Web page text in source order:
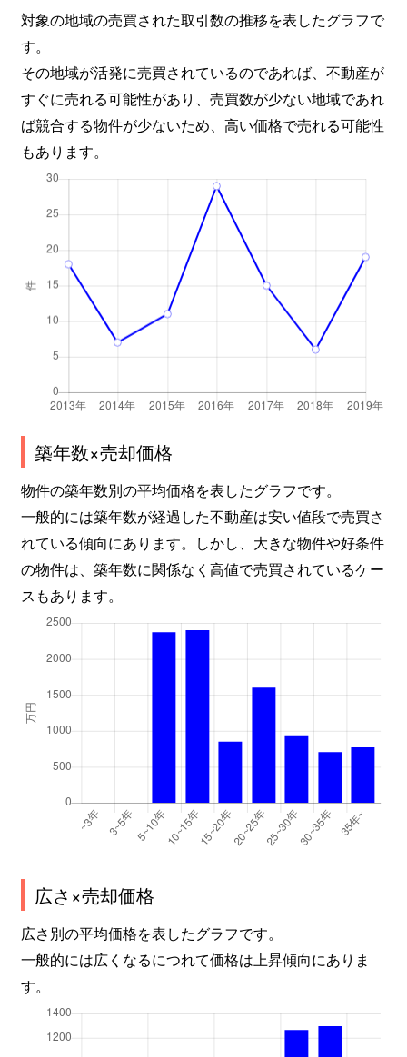
対象の地域の売買された取引数の推移を表したグラフで
す。
その地域が活発に売買されているのであれば、不動産が
すぐに売れる可能性があり、売買数が少ない地域であれ
ば競合する物件が少ないため、高い価格で売れる可能性
もあります。
築年数×売却価格
物件の築年数別の平均価格を表したグラフです。
一般的には築年数が経過した不動産は安い値段で売買さ
れている傾向にあります。しかし、大きな物件や好条件
の物件は、築年数に関係なく高値で売買されているケー
スもあります。
広さ×売却価格
広さ別の平均価格を表したグラフです。
一般的には広くなるにつれて価格は上昇傾向にありま
す。